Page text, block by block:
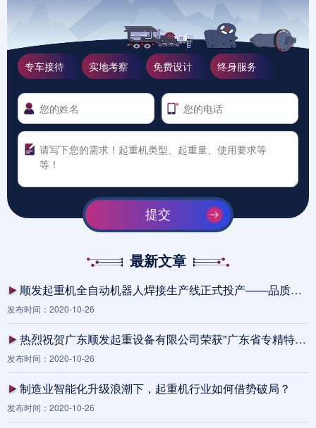
专车接待 实地考察 免费设计 终身服务
提交
最新文章
顺发起重机全自动机器人焊接生产线正式投产——品质升级助力中国制造
发布时间：2020-10-26
热烈祝贺广东顺发起重设备有限公司荣获"广东省专精特新中小企业"认定
发布时间：2020-10-26
制造业智能化升级浪潮下，起重机行业如何借势破局？
发布时间：2020-10-26